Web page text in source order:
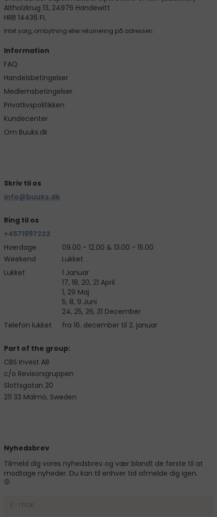
Altholzkrug 13, 24976 Handewitt
HRB 14436 FL
Intet salg, ombytning eller returnering på adressen
Information
FAQ
Handelsbetingelser
Medlemsbetingelser
Privatlivspolitikken
Kundecenter
Om Buuks.dk
Skriv til os
info@buuks.dk
Ring til os
+4571997222
Hverdage
09.00 - 12.00 & 13.00 - 15.00
Weekend
Lukket
Lukket
Telefon lukket
1 Januar
17, 18, 20, 21 April
1, 29 Maj
5, 8, 9 Juni
24, 25, 26, 31 December
fra 16. december til 2. januar
Part of the group:
CBS Invest AB
c/o Revisorsgruppen
Slottsgatan 20
211 33 Malmö, Sweden
Nyhedsbrev
Tilmeld dig vores nyhedsbrev og vær blandt de første til at
modtage nyheder. Du kan til enhver tid afmelde dig igen.